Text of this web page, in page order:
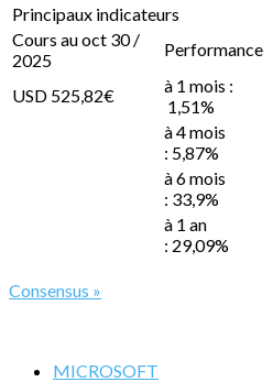
Principaux indicateurs
Cours au oct 30 /
2025
Performance
USD 525,82€
à 1 mois :
1,51%
à 4 mois
: 5,87%
à 6 mois
: 33,9%
à 1 an
: 29,09%
Consensus »
MICROSOFT